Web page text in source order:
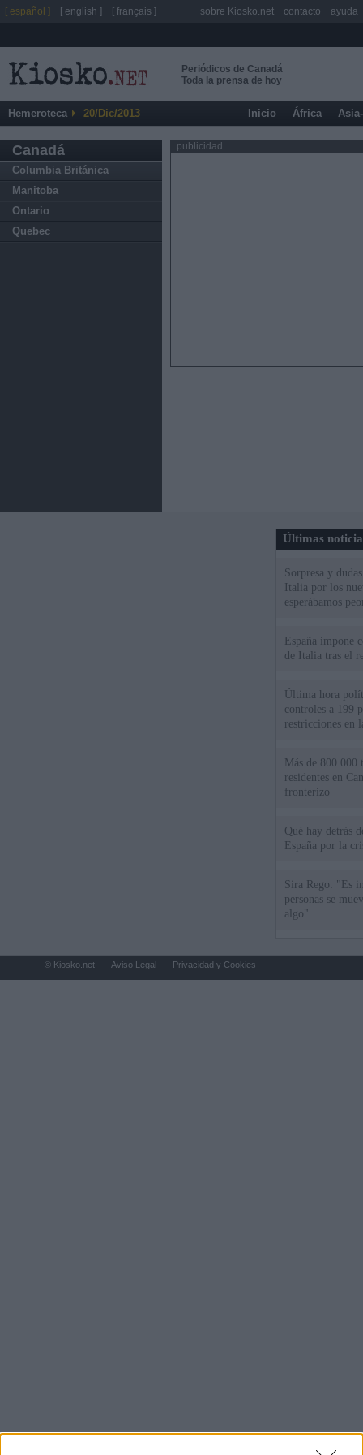
Periódicos de Canadá
Toda la prensa de hoy
Hemeroteca 20/Dic/2013 Inicio África
Canadá
Columbia Británica
Manitoba
Ontario
Quebec
publicidad
Últimas
Sorpresa y
Italia por los
esperábamos
España impone
de Italia tras el
Última hora
controles a 199
restricciones en
Más de 800.000
residentes en
fronterizo
Qué hay detrás
España por la
Sira Rego: "Es
personas se
algo"
[ español ] [ english ] [ français ] sobre Kiosko.net contacto ayuda
© Kiosko.net Aviso Legal Privacidad y Cookies